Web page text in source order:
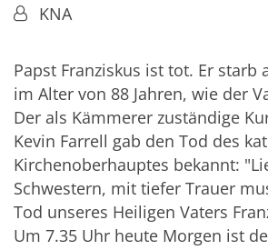
Von:KNA
Papst Franziskus ist tot. Er starb
im Alter von 88 Jahren, wie der
Der als Kämmerer zuständige
Kevin Farrell gab den Tod des
Kirchenoberhauptes bekannt:
Schwestern, mit tiefer Trauer
Tod unseres Heiligen Vaters
Um 7.35 Uhr heute Morgen ist